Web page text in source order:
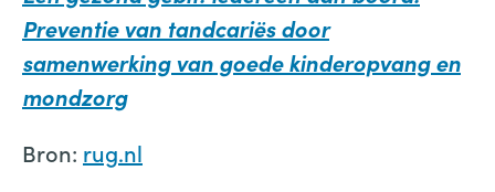
Preventie van tandcariës door
samenwerking van goede kinderopvang en
mondzorg
Bron: rug.nl